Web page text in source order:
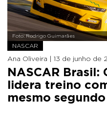
Foto: Rodrigo Guimarães
NASCAR
Ana Oliveira | 13 de junho de
NASCAR Brasil:
lidera treino
mesmo